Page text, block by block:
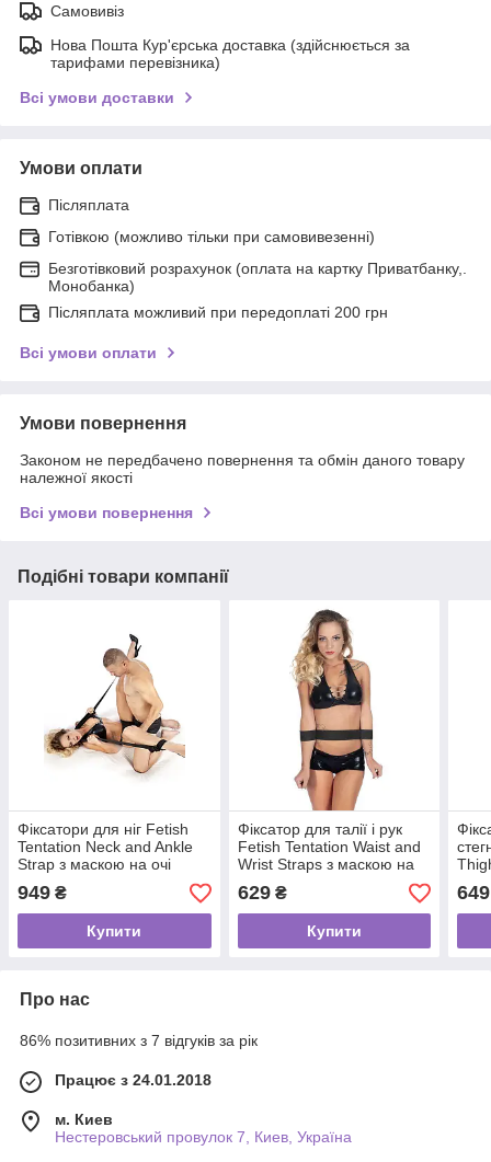
Самовивіз
Нова Пошта Кур'єрська доставка (здійснюється за
тарифами перевізника)
Всі умови доставки
Умови оплати
Післяплата
Готівкою (можливо тільки при самовивезенні)
Безготівковий розрахунок (оплата на картку Приватбанку,.
Монобанка)
Післяплата можливий при передоплаті 200 грн
Всі умови оплати
Умови повернення
Законом не передбачено повернення та обмін даного товару
належної якості
Всі умови повернення
Подібні товари компанії
Фіксатори для ніг Fetish
Tentation Neck and Ankle
Strap з маскою на очі
949 ₴
Купити
Фіксатор для талії і рук
Fetish Tentation Waist and
Wrist Straps з маскою на
очі
629₴
Купити
649
Про нас
86% позитивних з 7 відгуків за рік
Працює з 24.01.2018
м. Киев
Нестеровський провулок 7, Киев, Україна